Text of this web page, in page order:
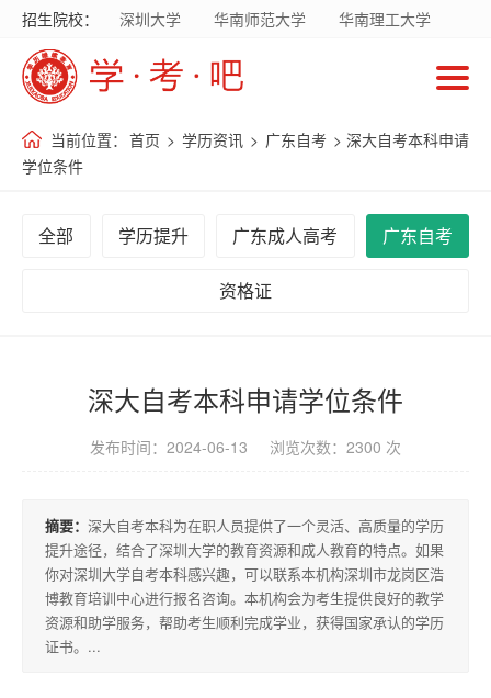
招生院校： 深圳大学 华南师范大学
华南理工大学
暨南大学
华南农业大学
广东外语外贸大学
南方医科大学
当前位置： 首页 > 学历资讯 > 广东自考 > 深大自考本科申请
学位条件
全部 学历提升 广东成人高考 广东自考
资格证
深大自考本科申请学位条件
发布时间：2024-06-13 浏览次数：2300 次
摘要： 深大自考本科为在职人员提供了一个灵活、高质量的学历
提升途径，结合了深圳大学的教育资源和成人教育的特点。如果
你对深圳大学自考本科感兴趣，可以联系本机构深圳市龙岗区浩
博教育培训中心进行报名咨询。本机构会为考生提供良好的教学
资源和助学服务，帮助考生顺利完成学业，获得国家承认的学历
证书。...